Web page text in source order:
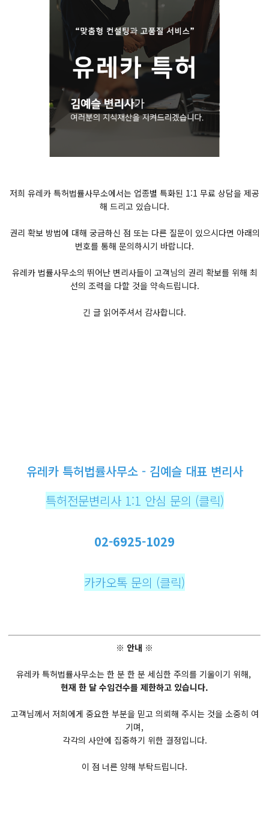
저희 유레카 특허법률사무소에서는 업종별 특화된 1:1 무료 상담을 제공
해 드리고 있습니다.
권리 확보 방법에 대해 궁금하신 점 또는 다른 질문이 있으시다면 아래의
번호를 통해 문의하시기 바랍니다.
유레카 법률사무소의 뛰어난 변리사들이 고객님의 권리 확보를 위해 최
선의 조력을 다할 것을 약속드립니다.
긴 글 읽어주셔서 감사합니다.
유레카 특허법률사무소 - 김예슬 대표 변리사
특허전문변리사 1:1 안심 문의 (클릭)
02-6925-1029
카카오톡 문의 (클릭)
※ 안내 ※
유레카 특허법률사무소는 한 분 한 분 세심한 주의를 기울이기 위해,
현재 한 달 수임건수를 제한하고 있습니다.
고객님께서 저희에게 중요한 부분을 믿고 의뢰해 주시는 것을 소중히 여
기며,
각각의 사안에 집중하기 위한 결정입니다.
이 점 너른 양해 부탁드립니다.